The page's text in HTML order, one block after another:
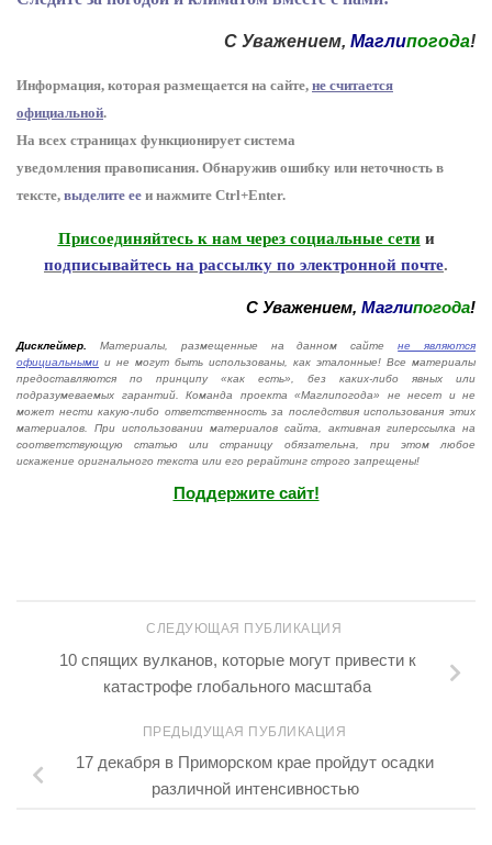
С Уважением, Маглипогода!
Информация, которая размещается на сайте, не считается
официальной.
На всех страницах функционирует система
уведомления правописания. Обнаружив ошибку или неточность в
тексте, выделите ее и нажмите Ctrl+Enter.
Присоединяйтесь к нам через социальные сети и
подписывайтесь на рассылку по электронной почте.
С Уважением, Маглипогода!
Дисклеймер. Материалы, размещенные на данном сайтене являются
официальными и не могут быть использованы, как эталонные! Все материалы
предоставляются по принципу «как есть», без каких-либо явных или
подразумеваемых гарантий. Команда проекта «Маглипогода» не несет и не
может нести какую-либо ответственность за последствия использования этих
материалов. При использовании материалов сайта, активная гиперссылка на
соответствующую статью или страницу обязательна, при этом любое
искажение оригнального текста или его рерайтинг строго запрещены!
Поддержите сайт!
СЛЕДУЮЩАЯ ПУБЛИКАЦИЯ
10 спящих вулканов, которые могут привести к
катастрофе глобального масштаба
ПРЕДЫДУЩАЯ ПУБЛИКАЦИЯ
17 декабря в Приморском крае пройдут осадки
различной интенсивностью